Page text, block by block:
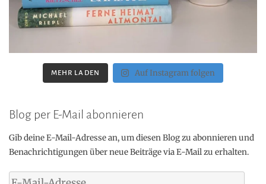
MEHR LADEN Auf Instagram folgen
Blog per E-Mail abonnieren
Gib deine E-Mail-Adresse an, um diesen Blog zu abonnieren und
Benachrichtigungen über neue Beiträge via E-Mail zu erhalten.
E-